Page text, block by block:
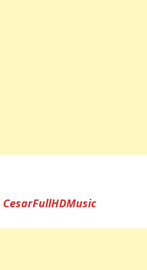
CesarFullHDMusic